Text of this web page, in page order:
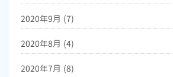
2020年9月 (7)
2020年8月 (4)
2020年7月 (8)